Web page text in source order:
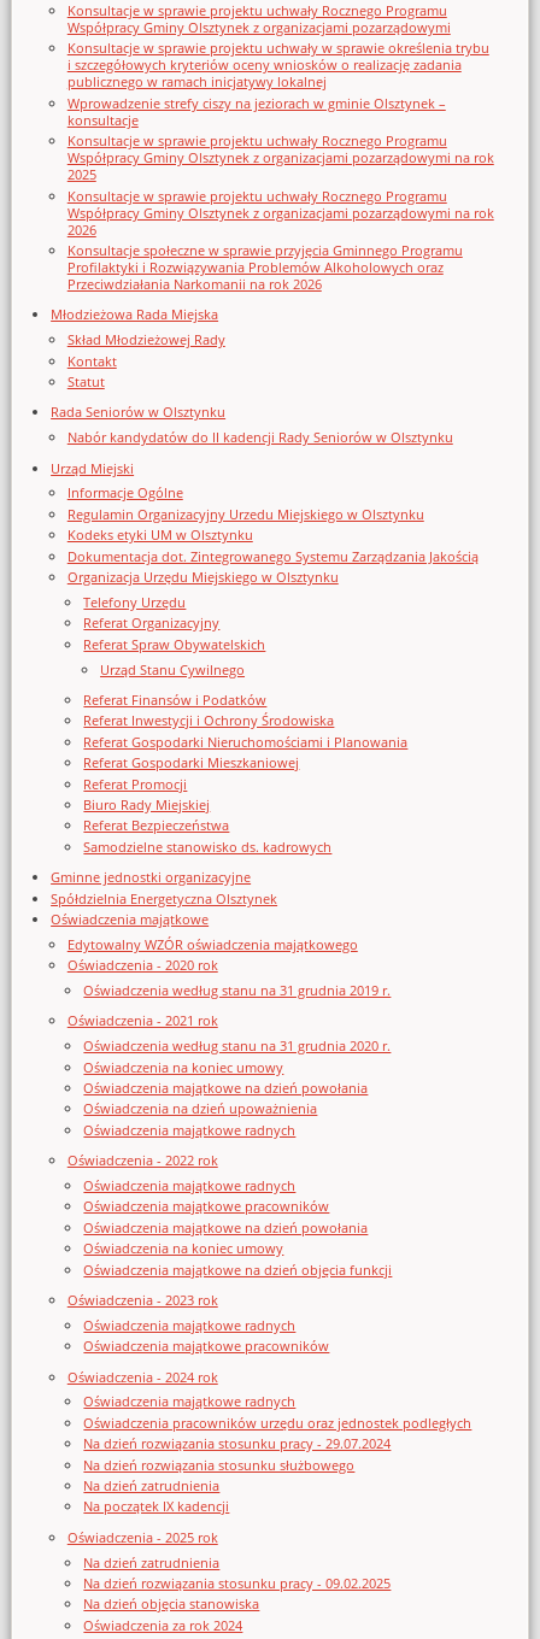
Konsultacje w sprawie projektu uchwały Rocznego Programu
Współpracy Gminy Olsztynek z organizacjami pozarządowymi
Konsultacje w sprawie projektu uchwały w sprawie określenia trybu
i szczegółowych kryteriów oceny wniosków o realizację zadania
publicznego w ramach inicjatywy lokalnej
Wprowadzenie strefy ciszy na jeziorach w gminie Olsztynek –
konsultacje
Konsultacje w sprawie projektu uchwały Rocznego Programu
Współpracy Gminy Olsztynek z organizacjami pozarządowymi na rok
2025
Konsultacje w sprawie projektu uchwały Rocznego Programu
Współpracy Gminy Olsztynek z organizacjami pozarządowymi na rok
2026
Konsultacje społeczne w sprawie przyjęcia Gminnego Programu
Profilaktyki i Rozwiązywania Problemów Alkoholowych oraz
Przeciwdziałania Narkomanii na rok 2026
Młodzieżowa Rada Miejska
Skład Młodzieżowej Rady
Kontakt
Statut
Rada Seniorów w Olsztynku
Nabór kandydatów do II kadencji Rady Seniorów w Olsztynku
Urząd Miejski
Informacje Ogólne
Regulamin Organizacyjny Urzedu Miejskiego w Olsztynku
Kodeks etyki UM w Olsztynku
Dokumentacja dot. Zintegrowanego Systemu Zarządzania Jakością
Organizacja Urzędu Miejskiego w Olsztynku
Telefony Urzędu
Referat Organizacyjny
Referat Spraw Obywatelskich
Urząd Stanu Cywilnego
Referat Finansów i Podatków
Referat Inwestycji i Ochrony Środowiska
Referat Gospodarki Nieruchomościami i Planowania
Referat Gospodarki Mieszkaniowej
Referat Promocji
Biuro Rady Miejskiej
Referat Bezpieczeństwa
Samodzielne stanowisko ds. kadrowych
Gminne jednostki organizacyjne
Spółdzielnia Energetyczna Olsztynek
Oświadczenia majątkowe
Edytowalny WZÓR oświadczenia majątkowego
Oświadczenia - 2020 rok
Oświadczenia według stanu na 31 grudnia 2019 r.
Oświadczenia - 2021 rok
Oświadczenia według stanu na 31 grudnia 2020 r.
Oświadczenia na koniec umowy
Oświadczenia majątkowe na dzień powołania
Oświadczenia na dzień upoważnienia
Oświadczenia majątkowe radnych
Oświadczenia - 2022 rok
Oświadczenia majątkowe radnych
Oświadczenia majątkowe pracowników
Oświadczenia majątkowe na dzień powołania
Oświadczenia na koniec umowy
Oświadczenia majątkowe na dzień objęcia funkcji
Oświadczenia - 2023 rok
Oświadczenia majątkowe radnych
Oświadczenia majątkowe pracowników
Oświadczenia - 2024 rok
Oświadczenia majątkowe radnych
Oświadczenia pracowników urzędu oraz jednostek podległych
Na dzień rozwiązania stosunku pracy - 29.07.2024
Na dzień rozwiązania stosunku służbowego
Na dzień zatrudnienia
Na początek IX kadencji
Oświadczenia - 2025 rok
Na dzień zatrudnienia
Na dzień rozwiązania stosunku pracy - 09.02.2025
Na dzień objęcia stanowiska
Oświadczenia za rok 2024